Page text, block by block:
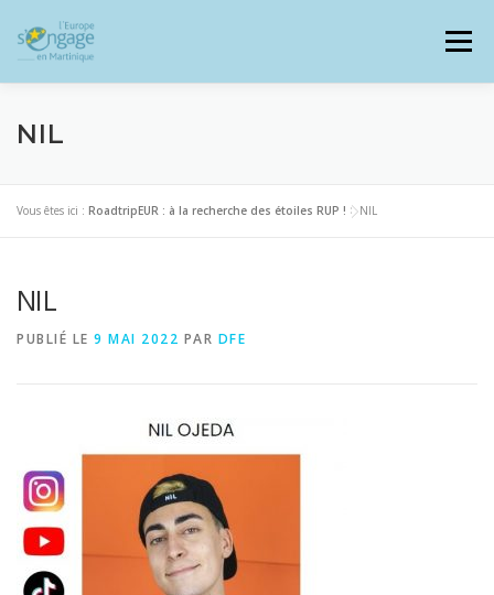
contenu
Menu
PROGRAMMES J’AI UN PROJET
JE SUIS BÉNÉFICIAIRE
SIGNALER UNE FRAUDE
NIL
Vous êtes ici : RoadtripEUR : à la recherche des étoiles RUP ! >NIL
NIL
PUBLIÉ LE 9 MAI 2022 PAR DFE